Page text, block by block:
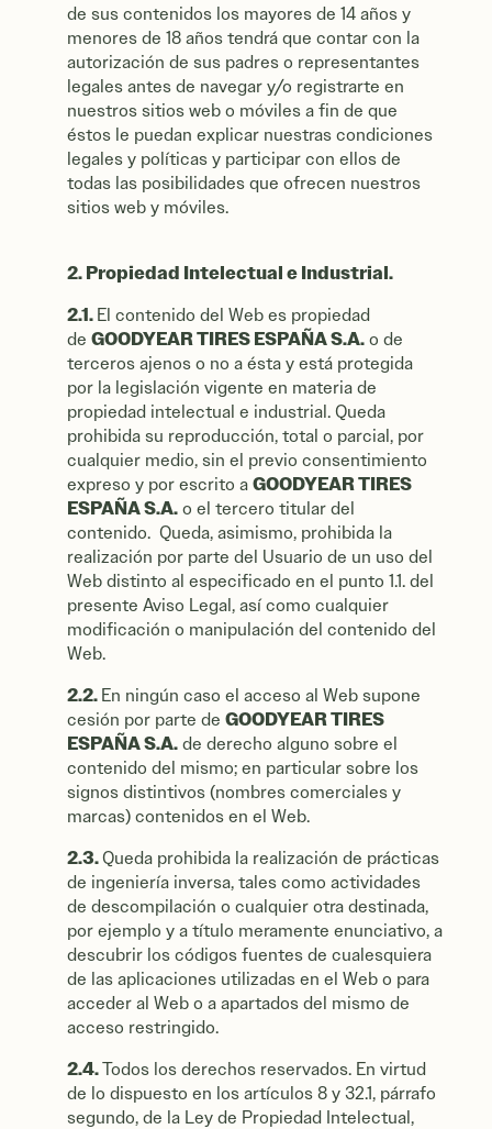
de sus contenidos los mayores de 14 años y
menores de 18 años tendrá que contar con la
autorización de sus padres o representantes
legales antes de navegar y/o registrarte en
nuestros sitios web o móviles a fin de que
éstos le puedan explicar nuestras condiciones
legales y políticas y participar con ellos de
todas las posibilidades que ofrecen nuestros
sitios web y móviles.
2. Propiedad Intelectual e Industrial.
2.1. El contenido del Web es propiedad
de GOODYEAR TIRES ESPAÑA S.A. o de
terceros ajenos o no a ésta y está protegida
por la legislación vigente en materia de
propiedad intelectual e industrial. Queda
prohibida su reproducción, total o parcial, por
cualquier medio, sin el previo consentimiento
expreso y por escrito a GOODYEAR TIRES
ESPAÑA S.A. o el tercero titular del
contenido. Queda, asimismo, prohibida la
realización por parte del Usuario de un uso del
Web distinto al especificado en el punto 1.1. del
presente Aviso Legal, así como cualquier
modificación o manipulación del contenido del
Web.
2.2. En ningún caso el acceso al Web supone
cesión por parte de GOODYEAR TIRES
ESPAÑA S.A. de derecho alguno sobre el
contenido del mismo; en particular sobre los
signos distintivos (nombres comerciales y
marcas) contenidos en el Web.
2.3.Queda prohibida la realización de prácticas
de ingeniería inversa, tales como actividades
de descompilación o cualquier otra destinada,
por ejemplo y a título meramente enunciativo, a
descubrir los códigos fuentes de cualesquiera
de las aplicaciones utilizadas en el Web o para
acceder al Web o a apartados del mismo de
acceso restringido.
2.4.Todos los derechos reservados. En virtud
de lo dispuesto en los artículos 8 y 32.1, párrafo
segundo, de la Ley de Propiedad Intelectual,